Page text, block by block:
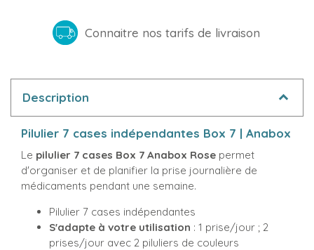
Connaitre nos tarifs de livraison
Description
Pilulier 7 cases indépendantes Box 7 | Anabox
Le pilulier 7 cases Box 7 Anabox Rose permet
d'organiser et de planifier la prise journalière de
médicaments pendant une semaine.
Pilulier 7 cases indépendantes
S'adapte à votre utilisation : 1 prise/jour ; 2
prises/jour avec 2 piluliers de couleurs